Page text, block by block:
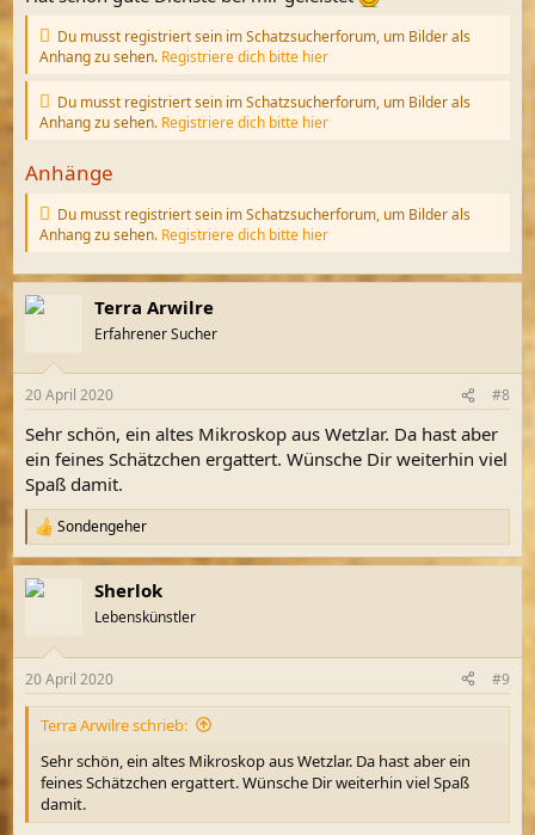
Du musst registriert sein im Schatzsucherforum, um Bilder als
Anhang zu sehen. Registriere dich bitte hier
Du musst registriert sein im Schatzsucherforum, um Bilder als
Anhang zu sehen. Registriere dich bitte hier
Anhänge
Du musst registriert sein im Schatzsucherforum, um Bilder als
Anhang zu sehen. Registriere dich bitte hier
Terra Arwilre
Erfahrener Sucher
20 April 2020 #8
Sehr schön, ein altes Mikroskop aus Wetzlar. Da hast aber
ein feines Schätzchen ergattert. Wünsche Dir weiterhin viel
Spaß damit.
R
e
a
k
e
n
Sondengeher
Sherlok
Lebenskünstler
20 April 2020 #9
Terra Arwilre schrieb:
Sehr schön, ein altes Mikroskop aus Wetzlar. Da hast aber ein
feines Schätzchen ergattert. Wünsche Dir weiterhin viel Spaß
damit.